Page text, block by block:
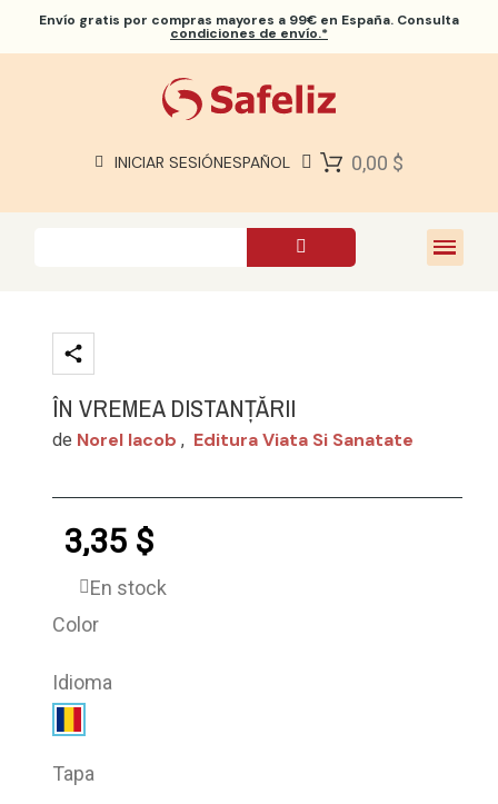
Envío gratis por compras mayores a 99€ en España. Consulta
condiciones de envío.*
INICIAR SESIÓNESPAÑOL 0,00 $
ÎN VREMEA DISTANȚĂRII
de Norel Iacob , Editura Viata Si Sanatate
3,35 $
En stock
Color
Idioma
Tapa